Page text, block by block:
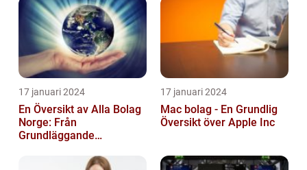
17 januari 2024
En Översikt av Alla Bolag
Norge: Från
Grundläggande
Kvantitativa Mätningar
17 januari 2024
Mac bolag - En Grundlig
Översikt över Apple Inc